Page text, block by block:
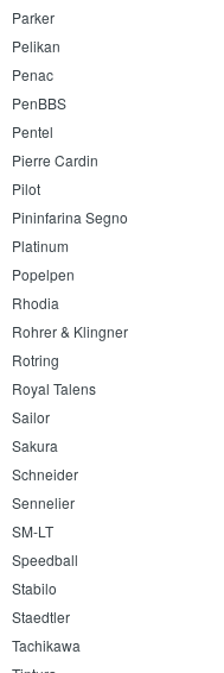
Parker
Pelikan
Penac
PenBBS
Pentel
Pierre Cardin
Pilot
Pininfarina Segno
Platinum
Popelpen
Rhodia
Rohrer & Klingner
Rotring
Royal Talens
Sailor
Sakura
Schneider
Sennelier
SM-LT
Speedball
Stabilo
Staedtler
Tachikawa